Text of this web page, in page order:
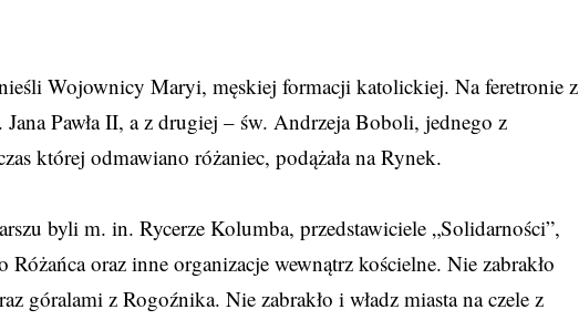
Wojownicy Maryi, męskiej formacji katolickiej. Na feretronie z
Pawła II, a z drugiej – św. Andrzeja Boboli, jednego z
której odmawiano różaniec, podążała na Rynek.
byli m. in. Rycerze Kolumba, przedstawiciele „Solidarności”,
oraz inne organizacje wewnątrz kościelne. Nie zabrakło
góralami z Rogoźnika. Nie zabrakło i władz miasta na czele z